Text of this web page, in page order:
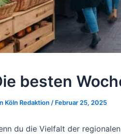
besten
Köln Redaktion / Februar 25, 2025
du die Vielfalt der